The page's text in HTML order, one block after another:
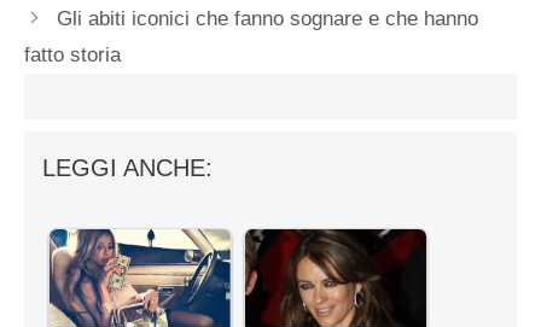
Gli abiti iconici che fanno sognare e che hanno
fatto storia
LEGGI ANCHE: